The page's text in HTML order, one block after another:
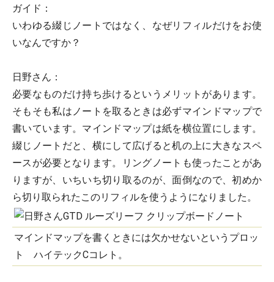
ガイド：
いわゆる綴じノートではなく、なぜリフィルだけをお使
いなんですか？
日野さん：
必要なものだけ持ち歩けるというメリットがあります。
そもそも私はノートを取るときは必ずマインドマップで
書いています。マインドマップは紙を横位置にします。
綴じノートだと、横にして広げると机の上に大きなスペ
ースが必要となります。リングノートも使ったことがあ
りますが、いちいち切り取るのが、面倒なので、初めか
ら切り取られたこのリフィルを使うようになりました。
マインドマップを書くときには欠かせないというプロッ
ト ハイテックCコレト。